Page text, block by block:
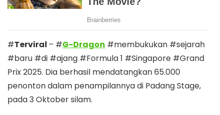
#Terviral – #G-Dragon #membukukan #sejarah
#baru #di #ajang #Formula 1 #Singapore #Grand
Prix 2025. Dia berhasil mendatangkan 65.000
penonton dalam penampilannya di Padang Stage,
pada 3 Oktober silam.